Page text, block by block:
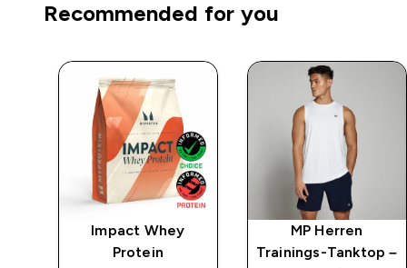
Recommended for you
Impact Whey
Protein
MP Herren
Trainings-Tanktop –